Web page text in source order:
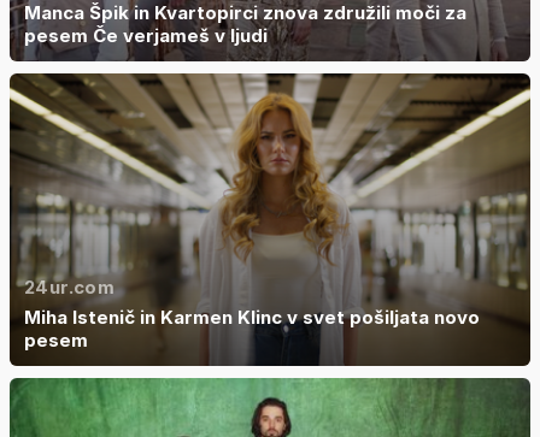
Manca Špik in Kvartopirci znova združili moči za
pesem Če verjameš v ljudi
24ur.com
Miha Istenič in Karmen Klinc v svet pošiljata novo
pesem